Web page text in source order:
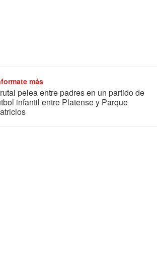
más
pelea entre padres en un partido de
infantil entre Platense y Parque